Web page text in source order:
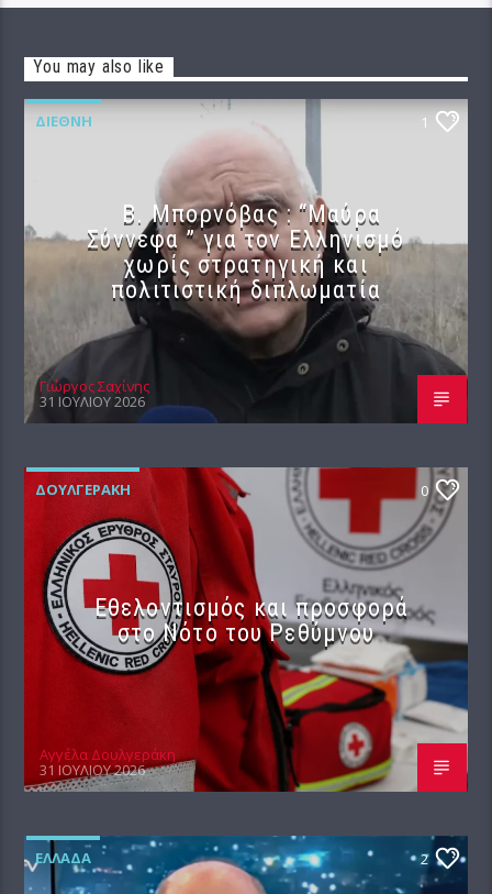
You may also like
ΔΙΕΘΝΉ 1
B. Μπορνόβας : “Μαύρα
Σύννεφα ” για τον Ελληνισμό
χωρίς στρατηγική και
πολιτιστική διπλωματία
Γιώργος Σαχίνης
31 ΙΟΥΛΊΟΥ 2026
ΔΟΥΛΓΕΡΆΚΗ 0
Εθελοντισμός και προσφορά
στο Νότο του Ρεθύμνου
Αγγέλα Δουλγεράκη
31 ΙΟΥΛΊΟΥ 2026
ΕΛΛΆΔΑ 2